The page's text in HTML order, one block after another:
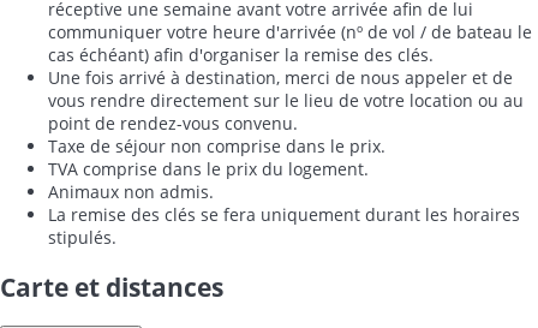
réceptive une semaine avant votre arrivée afin de lui
communiquer votre heure d'arrivée (nº de vol / de bateau le
cas échéant) afin d'organiser la remise des clés.
Une fois arrivé à destination, merci de nous appeler et de
vous rendre directement sur le lieu de votre location ou au
point de rendez-vous convenu.
Taxe de séjour non comprise dans le prix.
TVA comprise dans le prix du logement.
Animaux non admis.
La remise des clés se fera uniquement durant les horaires
stipulés.
Carte et distances